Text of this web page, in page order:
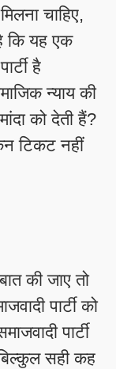
चाहिए,
कि यह एक
है
न्याय की
को देती हैं?
टिकट नहीं
की जाए तो
पार्टी को
पार्टी
सही कह